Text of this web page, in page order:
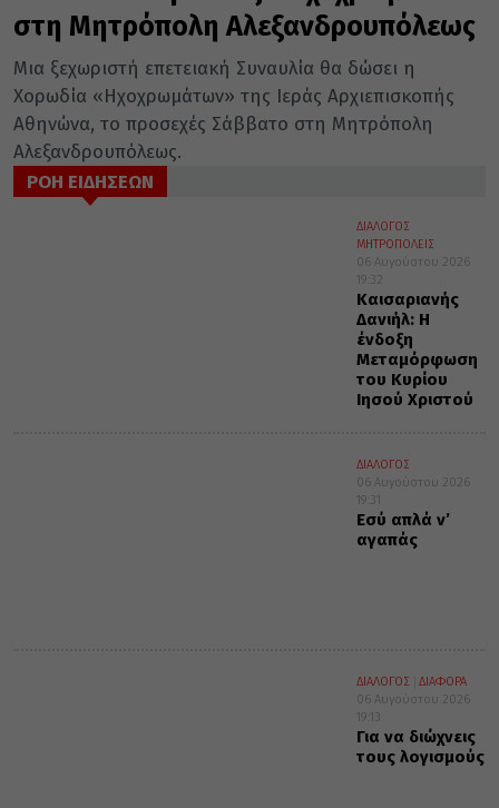
στη Μητρόπολη Αλεξανδρουπόλεως
Μια ξεχωριστή επετειακή Συναυλία θα δώσει η
Χορωδία «Ηχοχρωμάτων» της Ιεράς Αρχιεπισκοπής
Αθηνώνα, το προσεχές Σάββατο στη Μητρόπολη
Αλεξανδρουπόλεως.
ΡΟΗ ΕΙΔΗΣΕΩΝ
ΔΙΑΛΟΓΟΣ
ΜΗΤΡΟΠΟΛΕΙΣ
06 Αυγούστου 2026
19:32
Καισαριανής
Δανιήλ: Η
ένδοξη
Μεταμόρφωση
του Κυρίου
Ιησού Χριστού
ΔΙΑΛΟΓΟΣ
06 Αυγούστου 2026
19:31
Εσύ απλά ν’
αγαπάς
ΔΙΑΛΟΓΟΣ
ΔΙΑΦΟΡΑ
06 Αυγούστου 2026
19:13
Για να διώχνεις
τους λογισμούς